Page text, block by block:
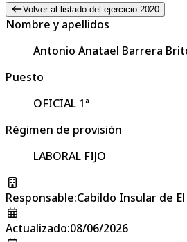
Volver al listado del ejercicio 2020
Nombre y apellidos
Antonio Anatael Barrera
Puesto
OFICIAL 1ª
Régimen de provisión
LABORAL FIJO
Responsable:Cabildo Insular de
Actualizado:08/06/2026